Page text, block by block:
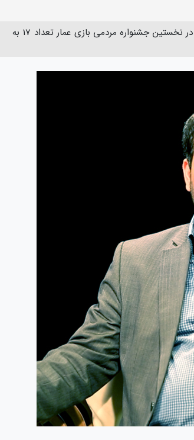
مدیر موسسه مهاد رسانه شیراز گفت: این موسسه برای حضور در نخستین جشنواره مردمی بازی عمار تعداد 17 به